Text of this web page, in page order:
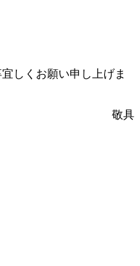
しくお願い申し上げま
敬具